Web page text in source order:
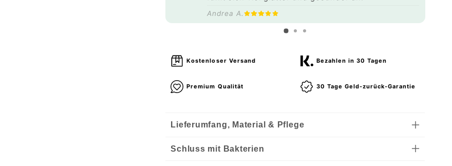
Andrea A.
Kostenloser Versand Bezahlen in 30 Tagen
Premium Qualität 30 Tage Geld-zurück-Garantie
Lieferumfang, Material & Pflege
Schluss mit Bakterien